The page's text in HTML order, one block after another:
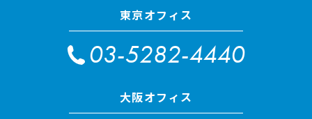
東京オフィス
03-5282-4440
大阪オフィス